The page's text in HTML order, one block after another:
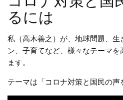
るには
私（高木善之）が、地球問題、生
ン、子育てなど、様々なテーマ
ます。
テーマは「コロナ対策と国民の声